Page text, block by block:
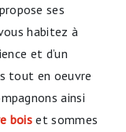
ses
vous habitez à
et d’un
tout en oeuvre
ainsi
bois et sommes